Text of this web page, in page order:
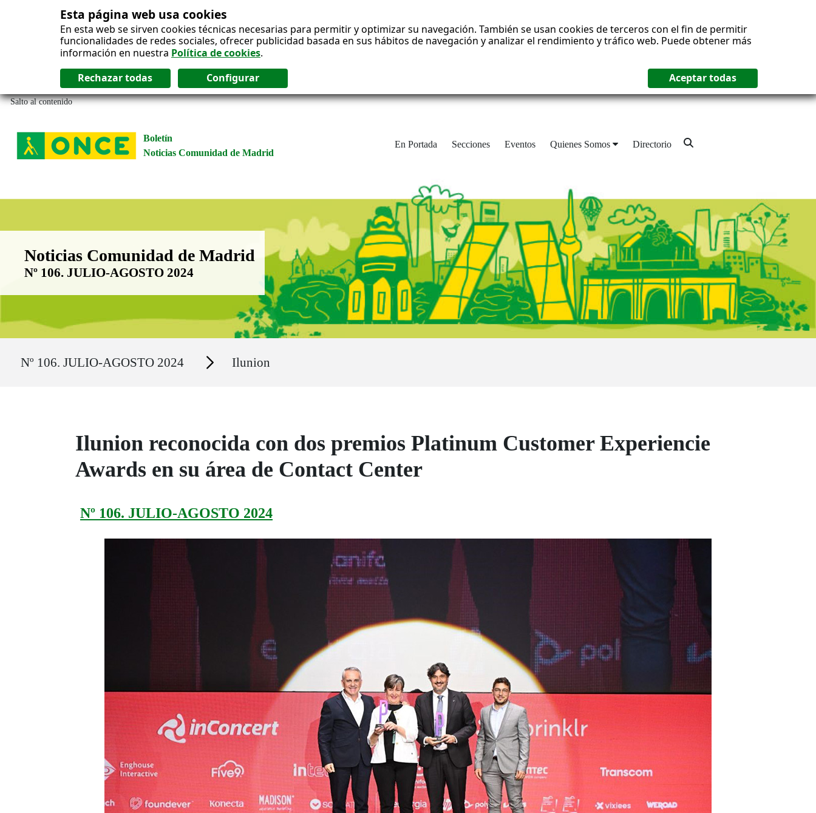
Esta página web usa cookies
En esta web se sirven cookies técnicas necesarias para permitir y optimizar su navegación. También se usan cookies de terceros con el fin de permitir
funcionalidades de redes sociales, ofrecer publicidad basada en sus hábitos de navegación y analizar el rendimiento y tráfico web. Puede obtener más
información en nuestra Política de cookies.
Salto al contenido
Boletín
Noticias Comunidad de Madrid
En Portada Secciones Eventos Quienes Somos Directorio
Boletín Noticias Comunidad de Madrid
Noticias Comunidad de Madrid
Nº 106. JULIO-AGOSTO 2024
Nº 106. JULIO-AGOSTO 2024 Secciones Ilunion
Ilunion reconocida con dos premios Platinum Customer Experiencie
Awards en su área de Contact Center
Nº 106. JULIO-AGOSTO 2024